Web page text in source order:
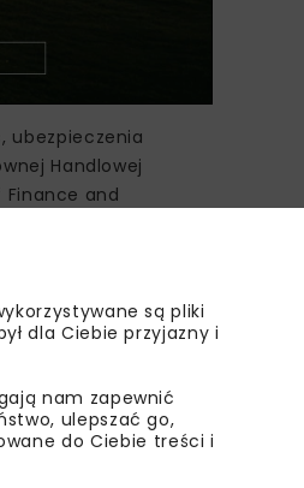
ubezpieczenia
Handlowej
Finance and
zarówno
należącymi
rozbudowę
2,6 mld zł,
punktami
jazdy.
są pliki
dla Ciebie przyjazny i
nam zapewnić
ulepszać go,
do Ciebie treści i